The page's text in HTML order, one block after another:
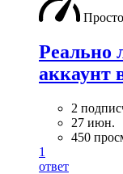
Реально
аккаунт
2
27 июн.
450
1
ответ